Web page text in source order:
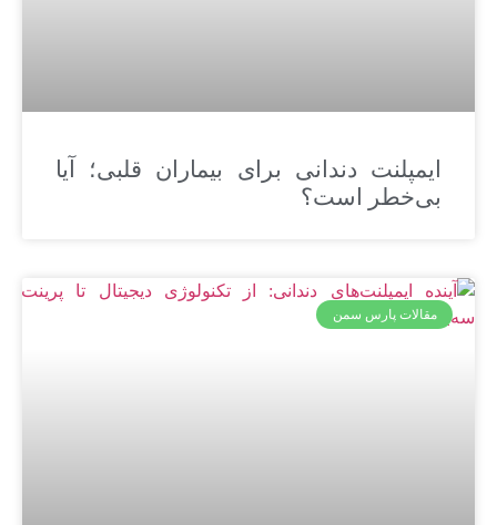
ایمپلنت دندانی برای بیماران قلبی؛ آیا
بی‌خطر است؟
مقالات پارس سمن